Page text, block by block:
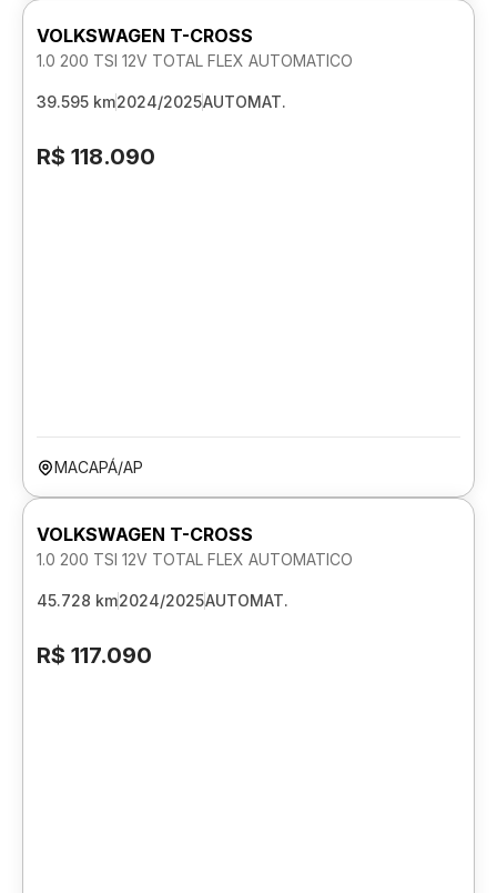
VOLKSWAGEN T-CROSS
1.0 200 TSI 12V TOTAL FLEX AUTOMATICO
39.595 km2024/2025AUTOMAT.
R$ 118.090
MACAPÁ/AP
VOLKSWAGEN T-CROSS
1.0 200 TSI 12V TOTAL FLEX AUTOMATICO
45.728 km2024/2025AUTOMAT.
R$ 117.090